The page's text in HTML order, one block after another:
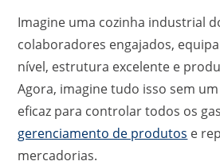
Imagine uma cozinha industrial
colaboradores engajados,
nível, estrutura excelente e
Agora, imagine tudo isso sem
eficaz para controlar todos os
gerenciamento de produtos e
mercadorias.